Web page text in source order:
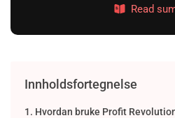
Read
Innholdsfortegnelse
Hvordan bruke Profit